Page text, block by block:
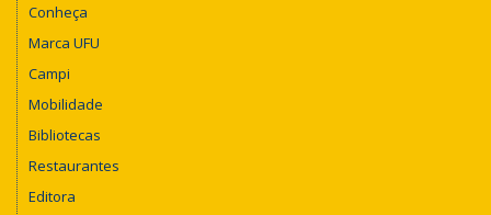
Conheça
Marca UFU
Campi
Mobilidade
Bibliotecas
Restaurantes
Editora